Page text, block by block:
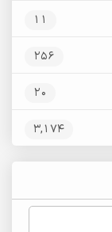
11
256
20
3,174